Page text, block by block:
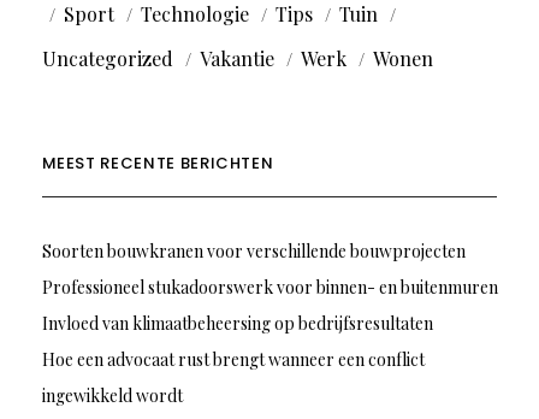
Sport
Technologie Tips
Tuin
Uncategorized
Vakantie Werk Wonen
MEEST RECENTE BERICHTEN
Soorten bouwkranen voor verschillende bouwprojecten
Professioneel stukadoorswerk voor binnen- en buitenmuren
Invloed van klimaatbeheersing op bedrijfsresultaten
Hoe een advocaat rust brengt wanneer een conflict
ingewikkeld wordt